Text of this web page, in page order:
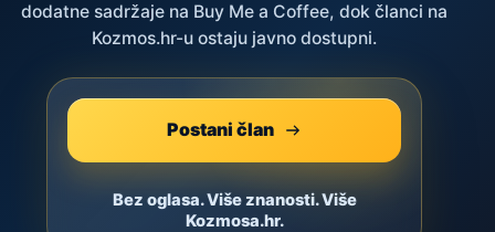
dodatne sadržaje na Buy Me a Coffee, dok članci na
Kozmos.hr-u ostaju javno dostupni.
Postani član
Bez oglasa. Više znanosti. Više
Kozmosa.hr.